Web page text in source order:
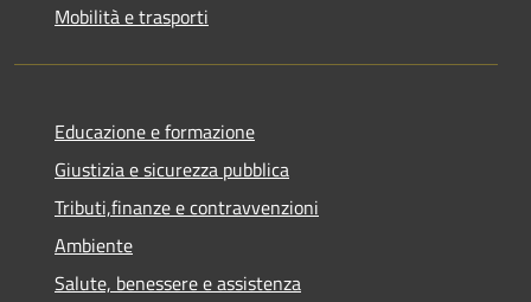
Mobilità e trasporti
Educazione e formazione
Giustizia e sicurezza pubblica
Tributi,finanze e contravvenzioni
Ambiente
Salute, benessere e assistenza